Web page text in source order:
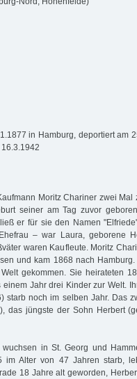
in Hamburg, deportiert am
Moritz Chariner zwei Mal
seiner am Tag zuvor
er für sie den Namen
– war Laura, geborene
waren Kaufleute. Moritz
und kam 1868 nach
gekommen. Sie heirateten
Jahr drei Kinder zur Welt.
starb noch im selben Jahr. Das
das jüngste der Sohn Herbert
in St. Georg und
im Alter von 47 Jahren starb,
18 Jahre alt geworden,